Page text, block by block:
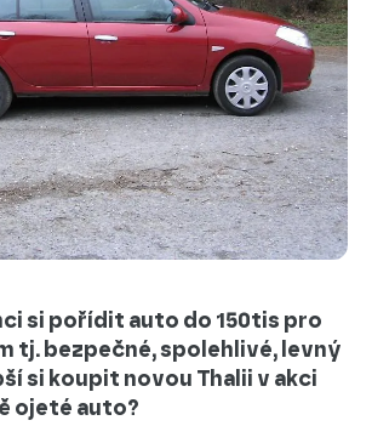
si pořídit auto do 150tis pro
tj. bezpečné, spolehlivé, levný
si koupit novou Thalii v akci
ojeté auto?